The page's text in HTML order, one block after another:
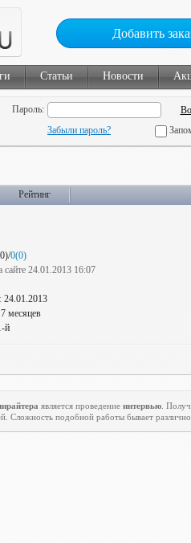
Добавить
Статьи Новости
Пароль:
Забыли пароль?
Рейтинг
0(0)
сайте 24.01.2013 16:07
24.01.2013
месяцев
й
является проведение интервью .
Сложность подобной работы бывает